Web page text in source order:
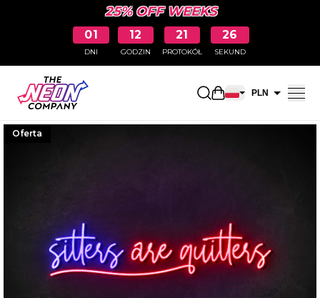
25% OFF WEEKS
01
DNI
12
GODZIN
21
PROTOKÓŁ
25
SEKUND
Otwarty koszyk
PLN
Oferta